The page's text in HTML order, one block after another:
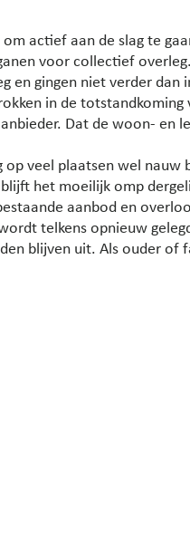
actief aan de slag te
voor collectief
en gingen niet verder dan
in de totstandkoming
Dat de woon- en
veel plaatsen wel nauw
het moeilijk omp
aanbod en
telkens opnieuw
blijven uit. Als ouder of